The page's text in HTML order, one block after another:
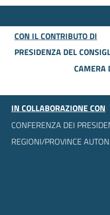
CON IL CONTRIBUTO DI
PRESIDENZA DEL
CAMERA
IN COLLABORAZIONE CON
CONFERENZA DEI
REGIONI/PROVINCE